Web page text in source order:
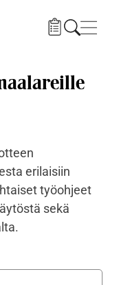
erilaisiin
työohjeet
sekä